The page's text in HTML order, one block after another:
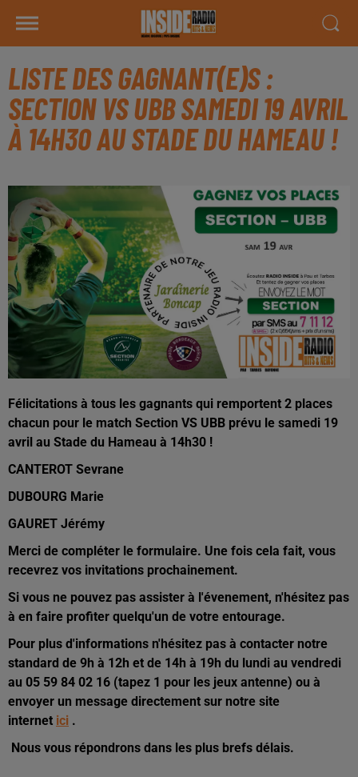
LISTE DES GAGNANT(E)S :
SECTION VS UBB SAMEDI 19 AVRIL
À 14H30 AU STADE DU HAMEAU !
Félicitations à tous les gagnants qui remportent 2 places
chacun pour le match Section VS UBB prévu le samedi 19
avril au Stade du Hameau à 14h30 !
CANTEROT Sevrane
DUBOURG Marie
GAURET Jérémy
Merci de compléter le formulaire. Une fois cela fait, vous
recevrez vos invitations prochainement.
Si vous ne pouvez pas assister à l'évenement, n'hésitez pas
à en faire profiter quelqu'un de votre entourage.
Pour plus d'informations n'hésitez pas à contacter notre
standard de 9h à 12h et de 14h à 19h du lundi au vendredi
au 05 59 84 02 16 (tapez 1 pour les jeux antenne) ou à
envoyer un message directement sur notre site
internet ici .
Nous vous répondrons dans les plus brefs délais.